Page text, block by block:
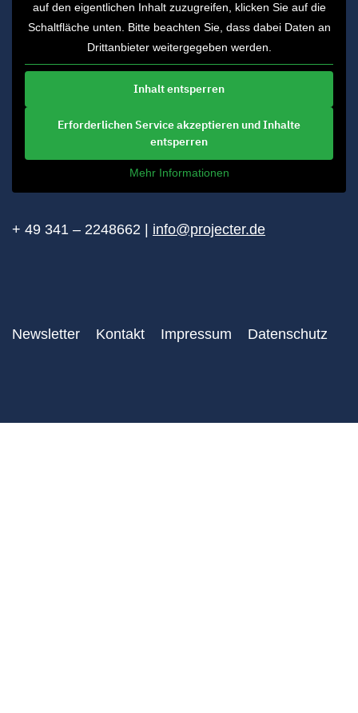
auf den eigentlichen Inhalt zuzugreifen, klicken Sie auf die
Schaltfläche unten. Bitte beachten Sie, dass dabei Daten an
Drittanbieter weitergegeben werden.
Inhalt entsperren
Erforderlichen Service akzeptieren und Inhalte
entsperren
Mehr Informationen
+ 49 341 – 2248662 | info@projecter.de
Newsletter Kontakt Impressum Datenschutz